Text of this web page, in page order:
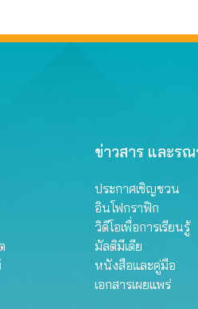
ข่าวสาร และรณ
ประกาศเชิญชวน
อินโฟกราฟิก
วิดีโอเพื่อการเรียนรู้
มัลติมีเดีย
หนังสือและคู่มือ
เอกสารเผยแพร่